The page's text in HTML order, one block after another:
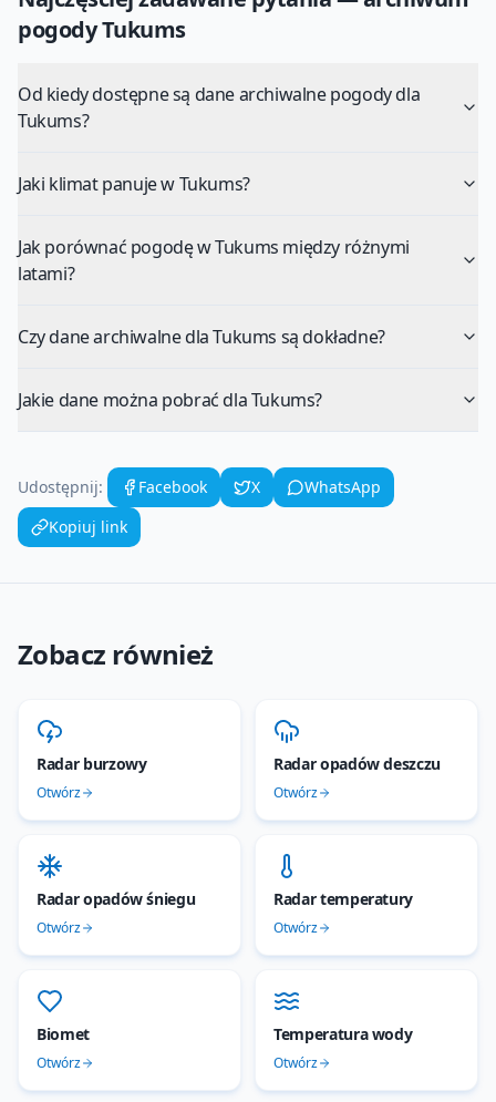
pogodyTukums
Od kiedy dostępne są dane archiwalne pogody dla
Tukums?
Jaki klimat panuje w Tukums?
Jak porównać pogodę w Tukums między różnymi
latami?
Czy dane archiwalne dla Tukums są dokładne?
Jakie dane można pobrać dla Tukums?
Udostępnij: Facebook X
WhatsApp
Kopiuj link
Zobacz również
Radar burzowy
Otwórz
Radar opadów deszczu
Otwórz
Radar opadów śniegu
Otwórz
Radar temperatury
Otwórz
Biomet
Otwórz
Temperatura wody
Otwórz